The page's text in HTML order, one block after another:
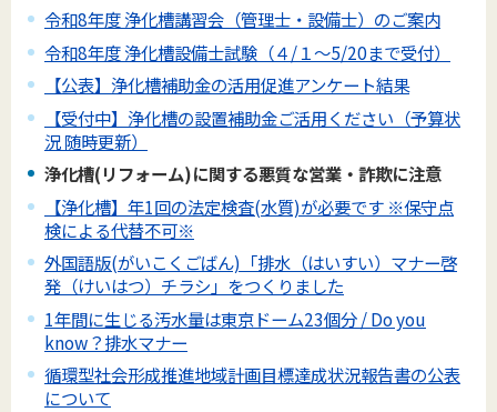
令和8年度 浄化槽講習会（管理士・設備士）のご案内
令和8年度 浄化槽設備士試験（４/１～5/20まで受付）
【公表】浄化槽補助金の活用促進アンケート結果
【受付中】浄化槽の設置補助金ご活用ください（予算状
況 随時更新）
浄化槽(リフォーム)に関する悪質な営業・詐欺に注意
【浄化槽】年1回の法定検査(水質)が必要です ※保守点
検による代替不可※
外国語版(がいこくごばん)「排水（はいすい）マナー啓
発（けいはつ）チラシ」をつくりました
1年間に生じる汚水量は東京ドーム23個分 / Do you
know？排水マナー
循環型社会形成推進地域計画目標達成状況報告書の公表
について